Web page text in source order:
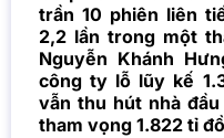
trần 10 phiên liên
2,2 lần trong một
Nguyễn Khánh
công ty lỗ lũy kế
vẫn thu hút nhà
tham vọng 1.822 tỉ